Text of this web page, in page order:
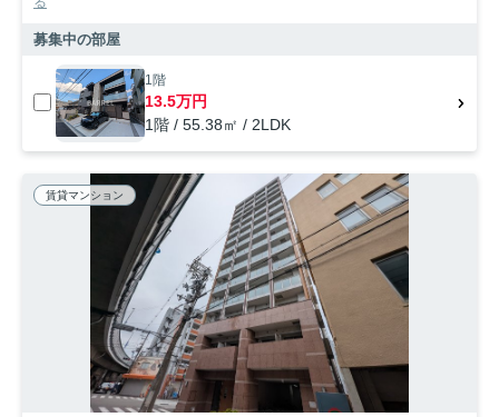
募集中の部屋
1階
13.5万円
1階 / 55.38㎡ / 2LDK
賃貸マンション